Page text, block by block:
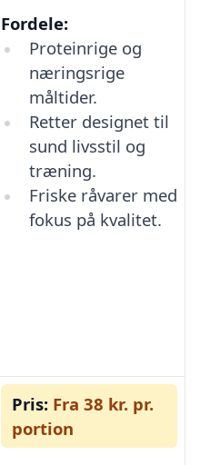
Fordele:
Proteinrige og
næringsrige
måltider.
Retter designet til
sund livsstil og
træning.
Friske råvarer med
fokus på kvalitet.
Pris: Fra 38 kr. pr.
portion